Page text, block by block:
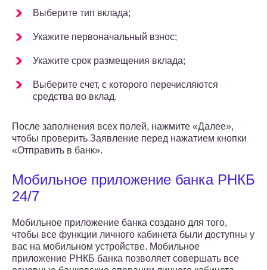
Выберите тип вклада;
Укажите первоначальный взнос;
Укажите срок размещения вклада;
Выберите счет, с которого перечисляются
средства во вклад.
После заполнения всех полей, нажмите «Далее»,
чтобы проверить Заявление перед нажатием кнопки
«Отправить в банк».
Мобильное приложение банка РНКБ
24/7
Мобильное приложение банка создано для того,
чтобы все функции личного кабинета были доступны у
вас на мобильном устройстве. Мобильное
приложение РНКБ банка позволяет совершать все